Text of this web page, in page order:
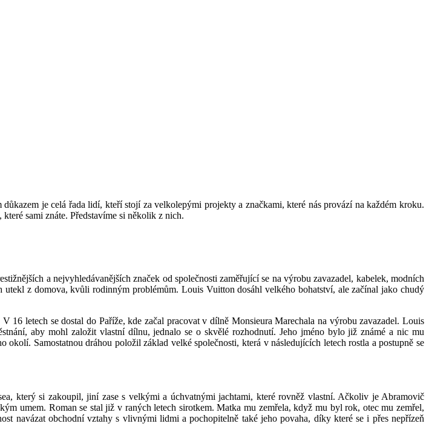
je celá řada lidí, kteří stojí za velkolepými projekty a značkami, které nás provází na každém kroku.
sami znáte. Představíme si několik z nich.
a nejvyhledávanějších značek od společnosti zaměřující se na výrobu zavazadel, kabelek, modních
z domova, kvůli rodinným problémům. Louis Vuitton dosáhl velkého bohatství, ale začínal jako chudý
16 letech se dostal do Paříže, kde začal pracovat v dílně Monsieura Marechala na výrobu zavazadel. Louis
aby mohl založit vlastní dílnu, jednalo se o skvělé rozhodnutí. Jeho jméno bylo již známé a nic mu
Samostatnou dráhou položil základ velké společnosti, která v následujících letech rostla a postupně se
který si zakoupil, jiní zase s velkými a úchvatnými jachtami, které rovněž vlastní. Ačkoliv je Abramovič
umem. Roman se stal již v raných letech sirotkem. Matka mu zemřela, když mu byl rok, otec mu zemřel,
navázat obchodní vztahy s vlivnými lidmi a pochopitelně také jeho povaha, díky které se i přes nepřízeň